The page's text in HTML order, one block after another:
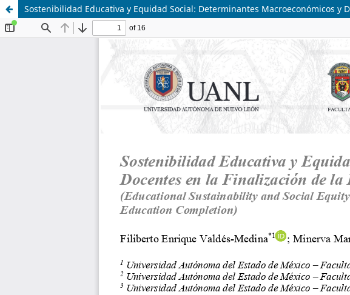
Sostenibilidad Educativa y Equidad Social: Determinantes Macroeconómicos y